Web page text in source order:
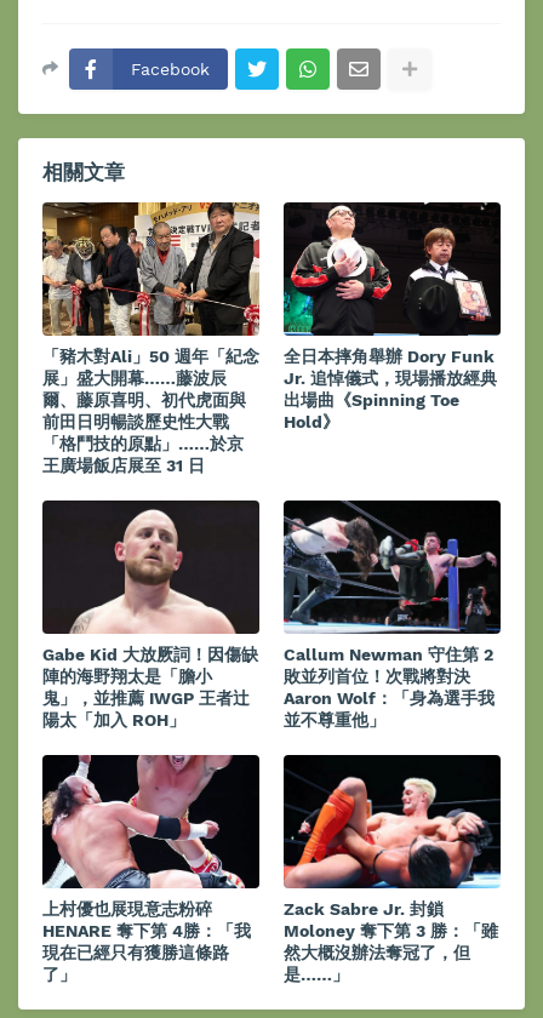
Facebook
相關文章
「豬木對Ali」50 週年「紀念
展」盛大開幕……藤波辰
爾、藤原喜明、初代虎面與
前田日明暢談歷史性大戰
「格鬥技的原點」……於京
王廣場飯店展至 31 日
全日本摔角舉辦 Dory Funk
Jr. 追悼儀式，現場播放經典
出場曲《Spinning Toe
Hold》
Gabe Kid 大放厥詞！因傷缺
陣的海野翔太是「膽小
鬼」，並推薦 IWGP 王者辻
陽太「加入 ROH」
Callum Newman 守住第 2
敗並列首位！次戰將對決
Aaron Wolf：「身為選手我
並不尊重他」
上村優也展現意志粉碎
HENARE 奪下第 4勝：「我
現在已經只有獲勝這條路
了」
Zack Sabre Jr. 封鎖
Moloney 奪下第 3 勝：「雖
然大概沒辦法奪冠了，但
是……」